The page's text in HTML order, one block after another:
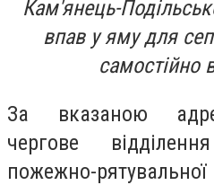
Кам'янець-
впав у яму для
самостійно
За вказаною
чергове
пожежно-